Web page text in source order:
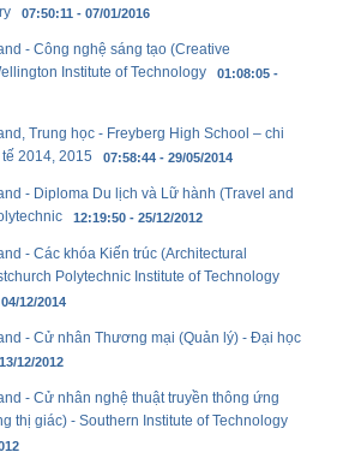
07:50:11 - 07/01/2016
- Công nghệ sáng tạo (Creative
Institute of Technology 01:08:05 -
Trung học - Freyberg High School – chi
2014, 2015 07:58:44 - 29/05/2014
- Diploma Du lịch và Lữ hành (Travel and
12:19:50 - 25/12/2012
- Các khóa Kiến trúc (Architectural
Polytechnic Institute of Technology
12/2014
- Cử nhân Thương mại (Quản lý) - Đại học
12/2012
- Cử nhân nghệ thuật truyền thông ứng
thị giác) - Southern Institute of Technology